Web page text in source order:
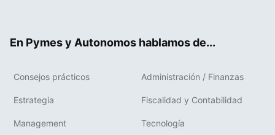
En Pymes y Autonomos hablamos de...
Consejos prácticos Administración / Finanzas
Estrategia Fiscalidad y Contabilidad
Management Tecnología